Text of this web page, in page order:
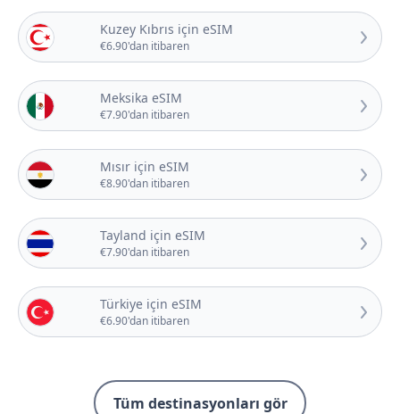
Kuzey Kıbrıs için eSIM
€6.90'dan itibaren
Meksika eSIM
€7.90'dan itibaren
Mısır için eSIM
€8.90'dan itibaren
Tayland için eSIM
€7.90'dan itibaren
Türkiye için eSIM
€6.90'dan itibaren
Tüm destinasyonları gör